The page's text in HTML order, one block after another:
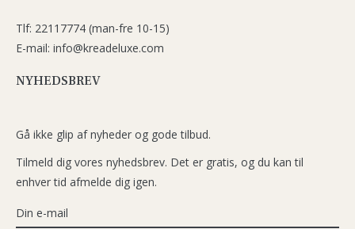
Tlf: 22117774 (man-fre 10-15)
E-mail: info@kreadeluxe.com
NYHEDSBREV
Gå ikke glip af nyheder og gode tilbud.
Tilmeld dig vores nyhedsbrev. Det er gratis, og du kan til
enhver tid afmelde dig igen.